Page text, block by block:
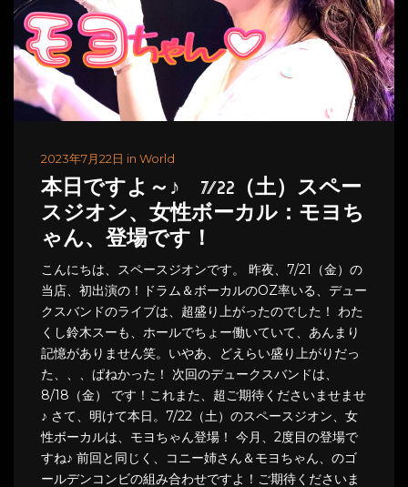
2023年7月22日 in World
本日ですよ～♪ 7/22（土）スペー
スジオン、女性ボーカル：モヨち
ゃん、登場です！
こんにちは、スペースジオンです。 昨夜、7/21（金）の
当店、初出演の！ドラム＆ボーカルのOZ率いる、デュー
クスバンドのライブは、超盛り上がったのでした！ わた
くし鈴木スーも、ホールでちょー働いていて、あんまり
記憶がありません笑。いやあ、どえらい盛り上がりだっ
た、、、ぱねかった！ 次回のデュークスバンドは、
8/18（金） です！これまた、超ご期待くださいませませ
♪ さて、明けて本日。7/22（土）のスペースジオン、女
性ボーカルは、モヨちゃん登場！ 今月、2度目の登場で
すね♪ 前回と同じく、コニー姉さん＆モヨちゃん、のゴ
ールデンコンビの組み合わせですよ！ご期待くださいま